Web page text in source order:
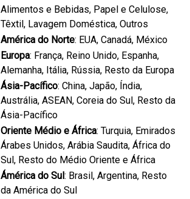
Alimentos e Bebidas, Papel e Celulose,
Têxtil, Lavagem Doméstica, Outros
América do Norte: EUA, Canadá, México
Europa: França, Reino Unido, Espanha,
Alemanha, Itália, Rússia, Resto da Europa
Ásia-Pacífico: China, Japão, Índia,
Austrália, ASEAN, Coreia do Sul, Resto da
Ásia-Pacífico
Oriente Médio e África: Turquia, Emirados
Árabes Unidos, Arábia Saudita, África do
Sul, Resto do Médio Oriente e África
Ámérica do Sul: Brasil, Argentina, Resto
da América do Sul